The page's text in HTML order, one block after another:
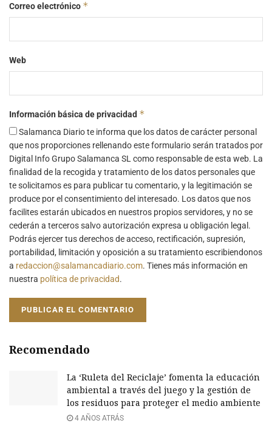
Correo electrónico *
Web
Información básica de privacidad *
Salamanca Diario te informa que los datos de carácter personal
que nos proporciones rellenando este formulario serán tratados por
Digital Info Grupo Salamanca SL como responsable de esta web. La
finalidad de la recogida y tratamiento de los datos personales que
te solicitamos es para publicar tu comentario, y la legitimación se
produce por el consentimiento del interesado. Los datos que nos
facilites estarán ubicados en nuestros propios servidores, y no se
cederán a terceros salvo autorización expresa u obligación legal.
Podrás ejercer tus derechos de acceso, rectificación, supresión,
portabilidad, limitación y oposición a su tratamiento escribiendonos
a redaccion@salamancadiario.com. Tienes más información en
nuestra política de privacidad.
Recomendado
La ‘Ruleta del Reciclaje’ fomenta la educación
ambiental a través del juego y la gestión de
los residuos para proteger el medio ambiente
4 AÑOS ATRÁS